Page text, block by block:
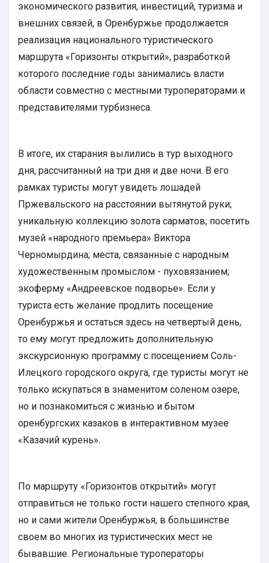
экономического развития, инвестиций, туризма и
внешних связей, в Оренбуржье продолжается
реализация национального туристического
маршрута «Горизонты открытий», разработкой
которого последние годы занимались власти
области совместно с местными туроператорами и
представителями турбизнеса.
В итоге, их старания вылились в тур выходного
дня, рассчитанный на три дня и две ночи. В его
рамках туристы могут увидеть лошадей
Пржевальского на расстоянии вытянутой руки;
уникальную коллекцию золота сарматов; посетить
музей «народного премьера» Виктора
Черномырдина; места, связанные с народным
художественным промыслом - пуховязанием;
экоферму «Андреевское подворье». Если у
туриста есть желание продлить посещение
Оренбуржья и остаться здесь на четвертый день,
то ему могут предложить дополнительную
экскурсионную программу с посещением Соль-
Илецкого городского округа, где туристы могут не
только искупаться в знаменитом соленом озере,
но и познакомиться с жизнью и бытом
оренбургских казаков в интерактивном музее
«Казачий курень».
По маршруту «Горизонтов открытий» могут
отправиться не только гости нашего степного края,
но и сами жители Оренбуржья, в большинстве
своем во многих из туристических мест не
бывавшие. Региональные туроператоры